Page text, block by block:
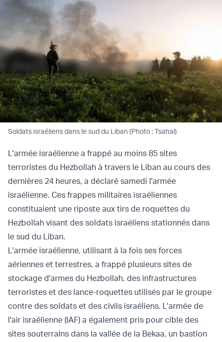
Soldats israéliens dans le sud du Liban (Photo : Tsahal)
L'armée israélienne a frappé au moins 85 sites
terroristes du Hezbollah à travers le Liban au cours des
dernières 24 heures, a déclaré samedi l'armée
israélienne. Ces frappes militaires israéliennes
constituaient une riposte aux tirs de roquettes du
Hezbollah visant des soldats israéliens stationnés dans
le sud du Liban.
L'armée israélienne, utilisant à la fois ses forces
aériennes et terrestres, a frappé plusieurs sites de
stockage d'armes du Hezbollah, des infrastructures
terroristes et des lance-roquettes utilisés par le groupe
contre des soldats et des civils israéliens. L'armée de
l'air israélienne (IAF) a également pris pour cible des
sites souterrains dans la vallée de la Bekaa, un bastion